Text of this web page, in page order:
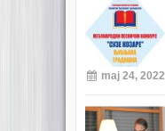
maj 24, 2022